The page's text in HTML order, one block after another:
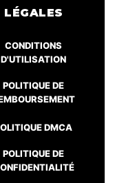
LÉGALES
CONDITIONS
D'UTILISATION
POLITIQUE DE
DMCA
POLITIQUE DE